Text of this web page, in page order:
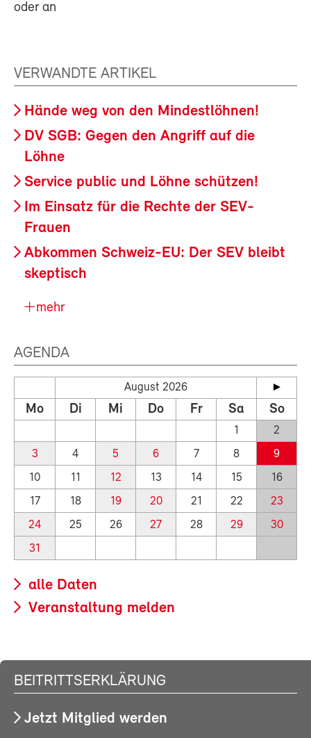
oder an
VERWANDTE ARTIKEL
Hände weg von den Mindestlöhnen!
DV SGB: Gegen den Angriff auf die
Löhne
Service public und Löhne schützen!
Im Einsatz für die Rechte der SEV-
Frauen
Abkommen Schweiz-EU: Der SEV bleibt
skeptisch
mehr
AGENDA
August 2026
Mo Di Mi Do Fr Sa So
1
2
3
4 5 6 7 8
9
10
11 12 13 14 15
16
17
18 19 20 21 22
23
24
25 26 27 28 29
30
31
alle Daten
Veranstaltung melden
BEITRITTSERKLÄRUNG
Jetzt Mitglied werden